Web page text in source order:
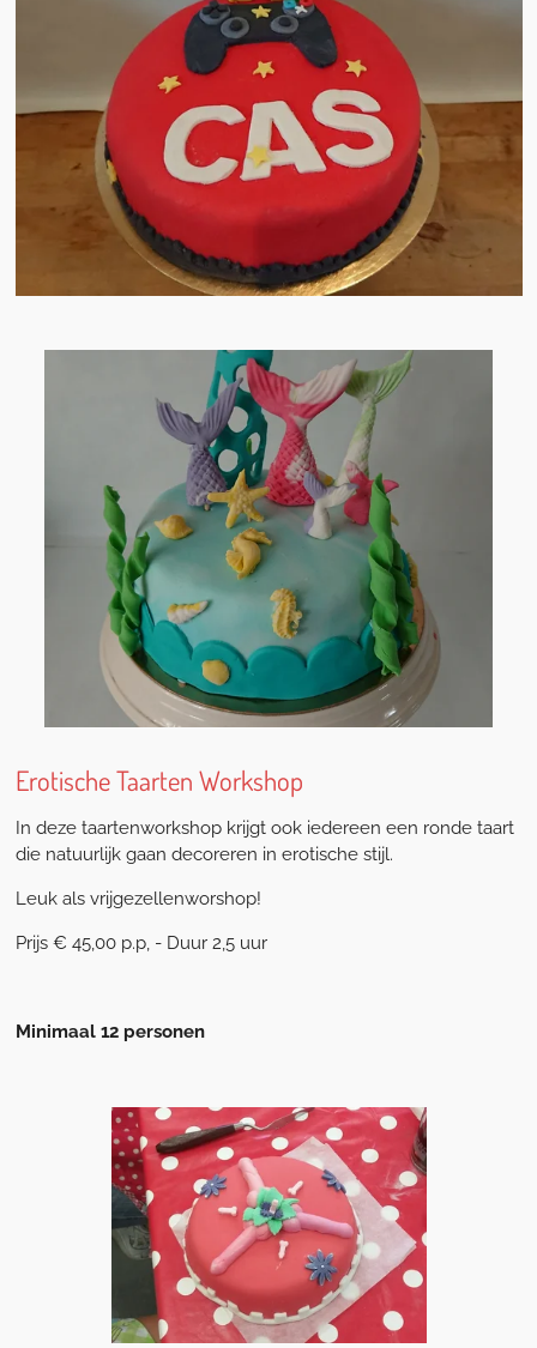
Erotische Taarten Workshop
In deze taartenworkshop krijgt ook iedereen een ronde taart
die natuurlijk gaan decoreren in erotische stijl.
Leuk als vrijgezellenworshop!
Prijs € 45,00 p.p, - Duur 2,5 uur
Minimaal 12 personen